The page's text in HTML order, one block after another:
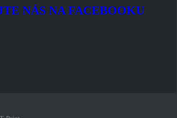
NÁS NA FACEBOOKU